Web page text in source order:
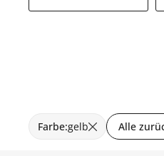
Farbe:gelb Alle